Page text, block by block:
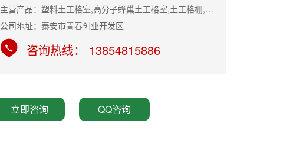
主营产品：塑料土工格室,高分子蜂巢土工格室,土工格栅,土工布
公司地址：泰安市青春创业开发区
咨询热线： 13854815886
立即咨询 QQ咨询